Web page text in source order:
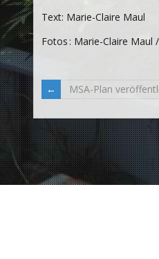
Text: Marie-Claire Maul
Fotos : Marie-Claire Maul
MSA-Plan